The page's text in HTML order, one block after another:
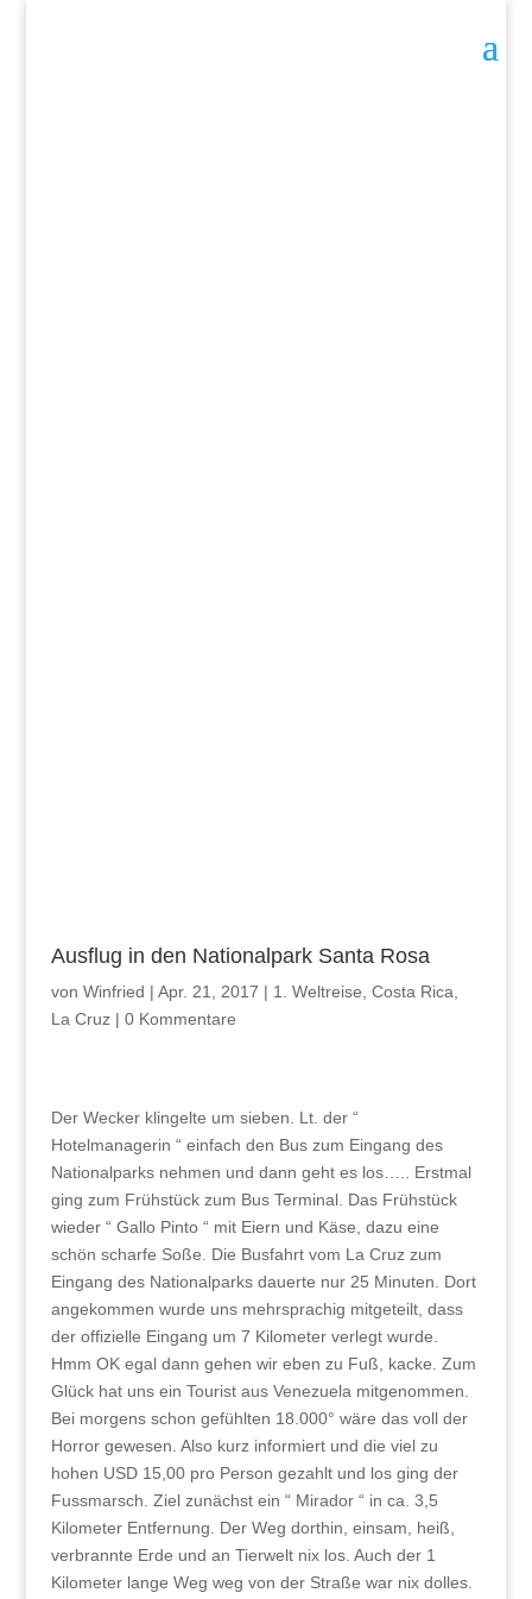
Ausflug in den Nationalpark Santa Rosa
von Winfried | Apr. 21, 2017 | 1. Weltreise Costa Rica
La Cruz| 0 Kommentare
Der Wecker klingelte um sieben. Lt. der “
Hotelmanagerin “ einfach den Bus zum Eingang des
Nationalparks nehmen und dann geht es los….. Erstmal
ging zum Frühstück zum Bus Terminal. Das Frühstück
wieder “ Gallo Pinto “ mit Eiern und Käse, dazu eine
schön scharfe Soße. Die Busfahrt vom La Cruz zum
Eingang des Nationalparks dauerte nur 25 Minuten. Dort
angekommen wurde uns mehrsprachig mitgeteilt, dass
der offizielle Eingang um 7 Kilometer verlegt wurde.
Hmm OK egal dann gehen wir eben zu Fuß, kacke. Zum
Glück hat uns ein Tourist aus Venezuela mitgenommen.
Bei morgens schon gefühlten 18.000° wäre das voll der
Horror gewesen. Also kurz informiert und die viel zu
hohen USD 15,00 pro Person gezahlt und los ging der
Fussmarsch. Ziel zunächst ein “ Mirador “ in ca. 3,5
Kilometer Entfernung. Der Weg dorthin, einsam, heiß,
verbrannte Erde und an Tierwelt nix los. Auch der 1
Kilometer lange Weg weg von der Straße war nix dolles.